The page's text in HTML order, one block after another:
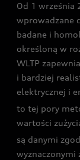
Audi exclusive
Od 1 września
wprowadzane
badane i
określoną w
WLTP
i bardziej
elektrycznej i
to tej pory
wartości
są danymi
wyznaczonymi